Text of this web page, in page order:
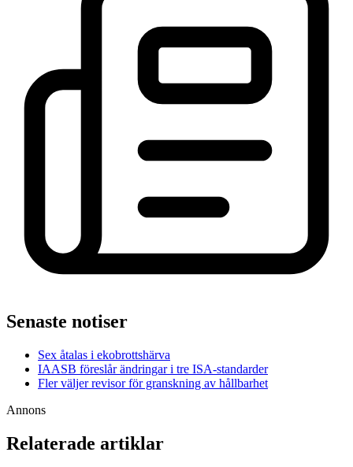
Senaste notiser
Sex åtalas i ekobrottshärva
IAASB föreslår ändringar i tre ISA-standarder
Fler väljer revisor för granskning av hållbarhet
Annons
Relaterade artiklar